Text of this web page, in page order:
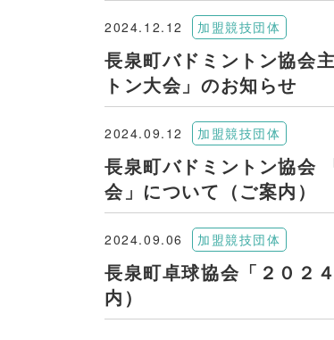
2024.12.12 加盟競技団体
長泉町バドミントン協会
トン大会」のお知らせ
2024.09.12 加盟競技団体
長泉町バドミントン協会
会」について（ご案内）
2024.09.06 加盟競技団体
長泉町卓球協会「２０２
内）